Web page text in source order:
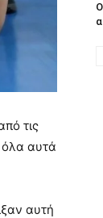
τις
όλα αυτά
αυτή